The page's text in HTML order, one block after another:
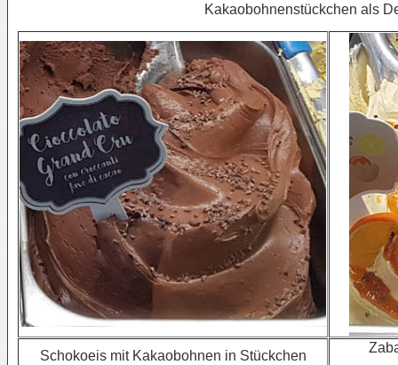
Kakaobohnenstückchen als
Schokoeis mit Kakaobohnen in Stückchen